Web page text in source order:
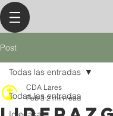
Post
Todas las entradas
Todas las entradas
CDA Lares
Feb 3 2 min read